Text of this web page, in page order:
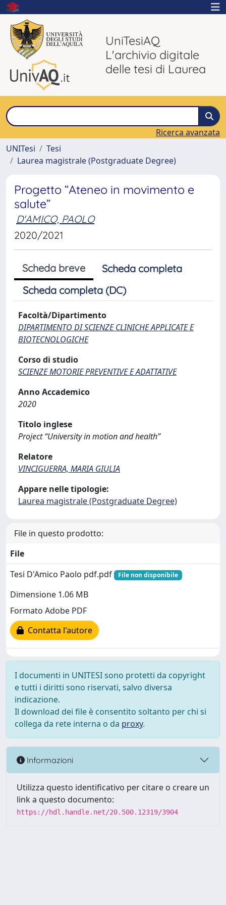
UniTesiAQ
L'archivio digitale
delle tesi di Laurea
Ricerca avanzata
UNITesi
Tesi
Laurea magistrale (Postgraduate Degree)
Progetto “Ateneo in movimento e
salute”
D'AMICO, PAOLO
2020/2021
Scheda breve
Scheda completa
Scheda completa (DC)
Facoltà/Dipartimento
DIPARTIMENTO DI SCIENZE CLINICHE APPLICATE E
BIOTECNOLOGICHE
Corso di studio
SCIENZE MOTORIE PREVENTIVE E ADATTATIVE
Anno Accademico
2020
Titolo inglese
Project “University in motion and health”
Relatore
VINCIGUERRA, MARIA GIULIA
Appare nelle tipologie:
Laurea magistrale (Postgraduate Degree)
File in questo prodotto:
File
Tesi D'Amico Paolo pdf.pdf
File non disponibile
Dimensione 1.06 MB
Formato Adobe PDF
Contatta l'autore
I documenti in UNITESI sono protetti da copyright
e tutti i diritti sono riservati, salvo diversa
indicazione.
Il download dei file è consentito soltanto per chi si
collega da rete interna o da proxy.
Informazioni
Utilizza questo identificativo per citare o creare un
link a questo documento:
https://hdl.handle.net/20.500.12319/3904